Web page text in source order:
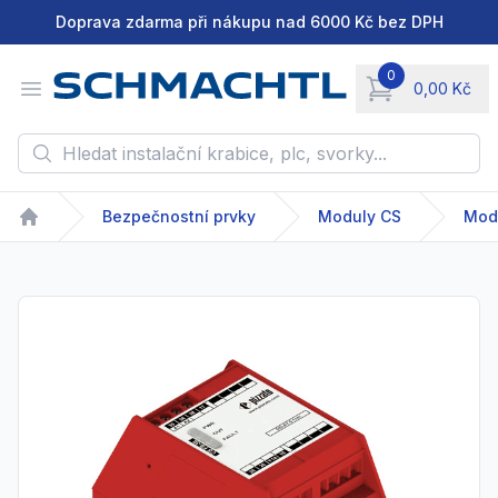
Doprava zdarma při nákupu nad 6000 Kč bez DPH
Open menu
0
0,00 Kč
items in cart,
Hledat instalační krabice, plc, svorky...
Home
Bezpečnostní prvky Moduly CS